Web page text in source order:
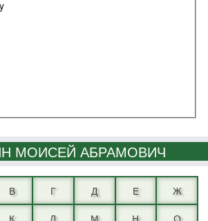
МОИСЕЙ АБРАМОВИЧ
В Г Д Е
Ж
К Л М Н
О